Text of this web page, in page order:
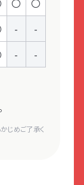
-
-
- -
じめご了承く